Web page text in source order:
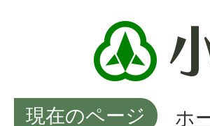
現在のページ ホ